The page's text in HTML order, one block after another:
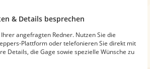
& Details besprechen
angefragten Redner. Nutzen Sie die
Plattform oder telefonieren Sie direkt mit
Details, die Gage sowie spezielle Wünsche zu